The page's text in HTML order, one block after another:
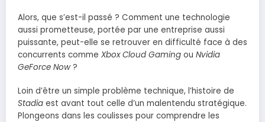
Alors, que s’est-il passé ? Comment une technologie
aussi prometteuse, portée par une entreprise aussi
puissante, peut-elle se retrouver en difficulté face à des
concurrents comme Xbox Cloud Gaming ou Nvidia
GeForce Now?
Loin d’être un simple problème technique, l’histoire de
Stadia est avant tout celle d’un malentendu stratégique.
Plongeons dans les coulisses pour comprendre les